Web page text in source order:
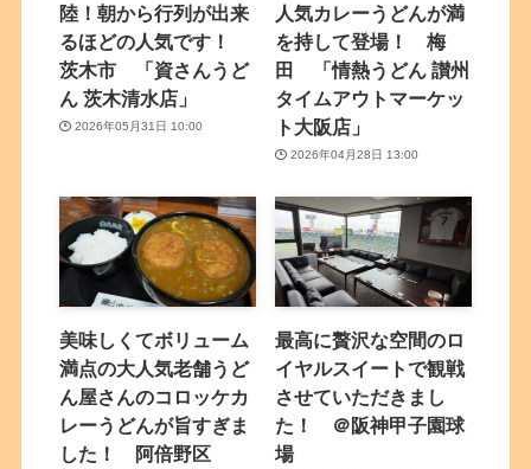
陸！朝から行列が出来
るほどの人気です！
茨木市 「資さんうど
ん 茨木清水店」
2026年05月31日 10:00
人気カレーうどんが満
を持して登場！ 梅
田 「情熱うどん 讃州
タイムアウトマーケッ
ト大阪店」
2026年04月28日 13:00
美味しくてボリューム
満点の大人気老舗うど
ん屋さんのコロッケカ
レーうどんが旨すぎま
した！ 阿倍野区
最高に贅沢な空間のロ
イヤルスイートで観戦
させていただきまし
た！ ＠阪神甲子園球
場